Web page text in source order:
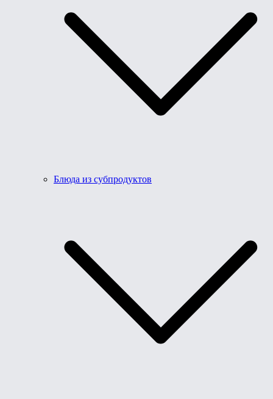
Блюда из субпродуктов